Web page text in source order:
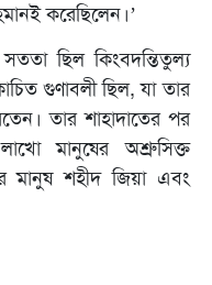
করেছিলেন।’
ছিল কিংবদন্তিতুল্য
গুণাবলী ছিল, যা তার
তার শাহাদাতের পর
মানুষের অশ্রুসিক্ত
মানুষ শহীদ জিয়া এবং